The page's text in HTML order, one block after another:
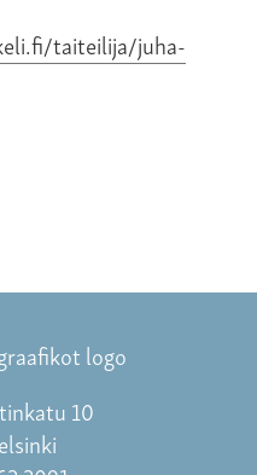
taiteilija/juha-
10